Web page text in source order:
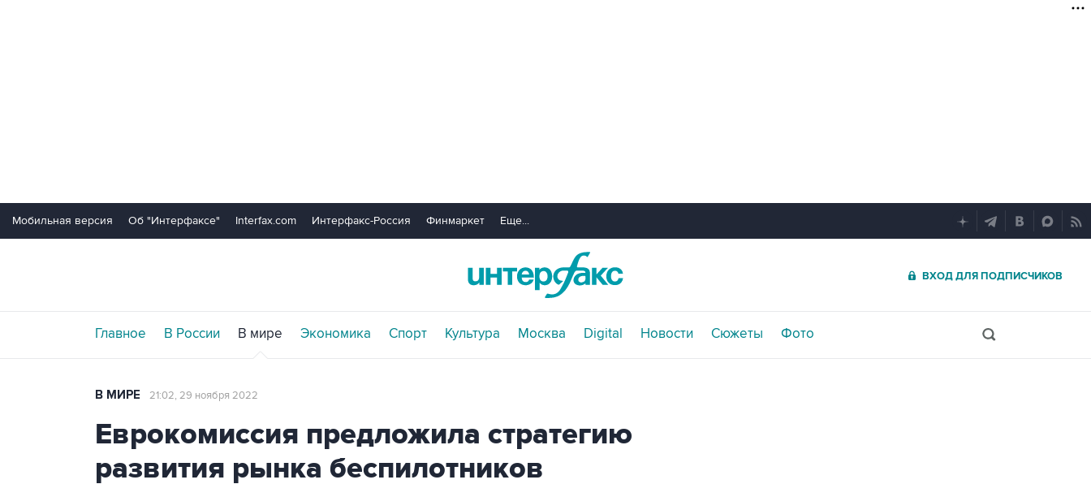
Мобильная версия Об "Интерфаксе" Interfax.com Интерфакс-Россия Финмаркет Еще...
ВХОД ДЛЯ ПОДПИСЧИКОВ
Главное В России В мире Экономика Спорт Культура Москва Digital Новости Сюжеты Фото
В МИРЕ 21:02, 29 ноября 2022
Еврокомиссия предложила стратегию
развития рынка беспилотников